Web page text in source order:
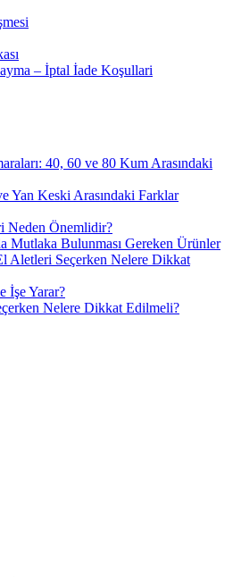
– İptal İade Koşullari
40, 60 ve 80 Kum Arasındaki
Yan Keski Arasındaki Farklar
Neden Önemlidir?
Mutlaka Bulunması Gereken Ürünler
Aletleri Seçerken Nelere Dikkat
İşe Yarar?
Nelere Dikkat Edilmeli?